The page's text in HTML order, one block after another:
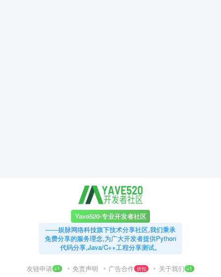
Yave520-专业开发者社区
——娱脉网络科技旗下技术分享社区,我们秉承
免费分享的服务理念,为广大开发者提供Python
代码分享,Java/C++工程分享测试。
友链申请 +1 免责声明 广告合作 折扣 关于我们 +1